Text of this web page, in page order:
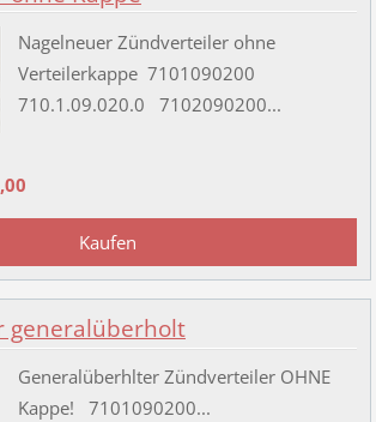
Nagelneuer Zündverteiler ohne
Verteilerkappe 7101090200
710.1.09.020.0 7102090200...
generalüberholt
Generalüberhlter Zündverteiler OHNE
Kappe! 7101090200...